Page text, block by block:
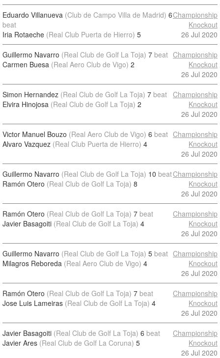
Eduardo Villanueva (Club de Campo Villa de Madrid) 6
beat
Iria Rotaeche (Real Club Puerta de Hierro) 5
Championship
Knockout
26 Jul 2020
Guillermo Navarro (Real Club de Golf La Toja) 7 beat
Carmen Buesa (Real Aero Club de Vigo) 2
Championship
Knockout
26 Jul 2020
Simon Hernandez (Real Club de Golf La Toja) 7 beat
Elvira Hinojosa (Real Club de Golf La Toja) 2
Championship
Knockout
26 Jul 2020
Victor Manuel Bouzo (Real Aero Club de Vigo) 6 beat
Alvaro Vazquez (Real Club Puerta de Hierro) 4
Championship
Knockout
26 Jul 2020
Guillermo Navarro (Real Club de Golf La Toja) 10 beat
Ramón Otero (Real Club de Golf La Toja) 8
Championship
Knockout
26 Jul 2020
Ramón Otero (Real Club de Golf La Toja) 7 beat
Javier Basagoiti (Real Club de Golf La Toja) 4
Championship
Knockout
26 Jul 2020
Guillermo Navarro (Real Club de Golf La Toja) 5 beat
Milagros Reboreda (Real Aero Club de Vigo) 4
Championship
Knockout
26 Jul 2020
Ramón Otero (Real Club de Golf La Toja) 7 beat
Jose Luis Lameiras (Real Club de Golf La Toja) 4
Championship
Knockout
26 Jul 2020
Javier Basagoiti (Real Club de Golf La Toja) 6 beat
Javier Ares (Real Club de Golf La Coruna) 5
Championship
Knockout
26 Jul 2020